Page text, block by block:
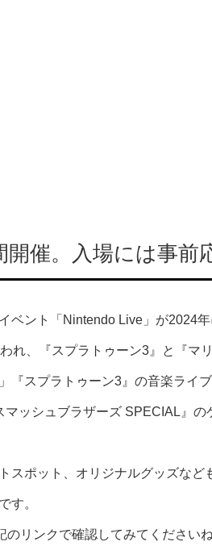
開催。入場には事前
ベント「Nintendo Live」が2024
れ、『スプラトゥーン3』と『マ
『スプラトゥーン3』の音楽ライ
ッシュブラザーズ SPECIAL』の
スポット、オリジナルグッズなど
す。
リンクで確認してみてくださいね